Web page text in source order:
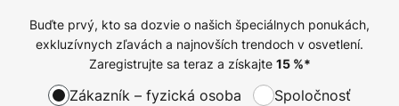
Buďte prvý, kto sa dozvie o našich špeciálnych ponukách,
exkluzívnych zľavách a najnovších trendoch v osvetlení.
Zaregistrujte sa teraz a získajte 15%*
Zákazník – fyzická osoba Spoločnosť